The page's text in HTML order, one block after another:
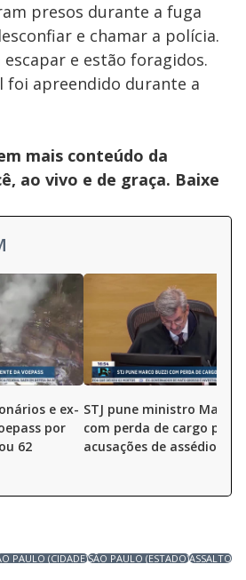
presos durante a fuga
e chamar a polícia.
e estão foragidos.
foi apreendido durante a
mais conteúdo da
ao vivo e de graça. Baixe
e ex-
por
62
STJ pune ministro Marco
com perda de cargo por
acusações de assédio
PAULO (CIDADE)SÃO PAULO (ESTADO)ASSALTO